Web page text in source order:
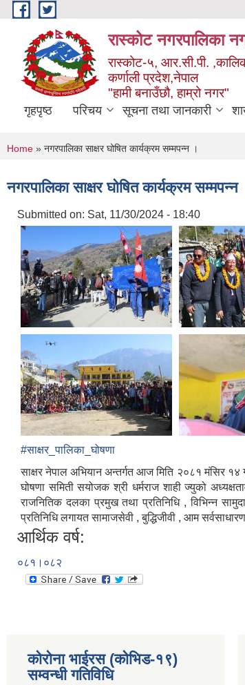
Skip to main content
रास्कोट नगरपालिका
रास्कोट-५, आर.सी.पी.
कर्णाली प्रदेश,नेपाल
"हामी बनाउँछौ, हाम्रो नगर"
गृहपृष्ठ परिचय सूचना तथा जानकारी
You are here
Home » नगरपालिका साक्षर घोषित कार्यक्रम सम्मपन्न ।
नगरपालिका साक्षर घोषित कार्यक्रम सम्मपन्न
Submitted on: Sat, 11/30/2024 - 18:40
#साक्षर_पालिका_घोषणा
साक्षर नेपाल अभियान अन्तर्गत आज मिति २०८१ मंसिर
घोषणा समिती सयोजक श्री धर्मराज शाही ज्युको
राजनितिक दलका प्रमुख तथा प्रतिनिधि , विभिन्न
प्रतिनिधि लगायत सामाजसेवी , बुद्धिजीवी , आम
आर्थिक वर्ष:
०८१।०८२
कोरोना भाईरस (कोभिड-१९)
सम्वन्धी गतिविधि